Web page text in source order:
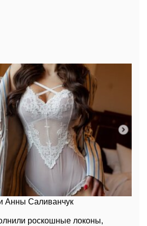
Анны Саливанчук
роскошные локоны,